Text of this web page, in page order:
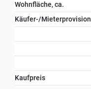
Wohnfläche, ca.
Käufer-/Mieterprovision
Kaufpreis